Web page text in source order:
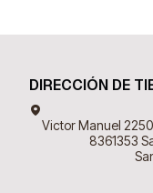
DIRECCIÓN DE
Victor Manuel
8361353